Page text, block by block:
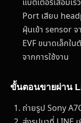
แบตเตอรี่เสื่อมเร็
Port เสียบ
ฝุ่นเข้า sensor
EVF ขนาดเล็กใ
จากการใช้งาน
ขั้นตอนขายผ่าน
ถ่ายรูป Sony